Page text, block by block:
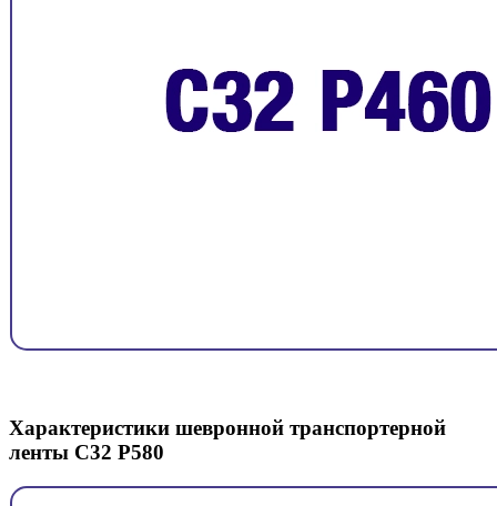
Характеристики шевронной транспортерной
ленты C32 P580